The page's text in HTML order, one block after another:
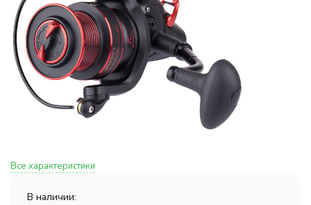
Все характеристики
В наличии: